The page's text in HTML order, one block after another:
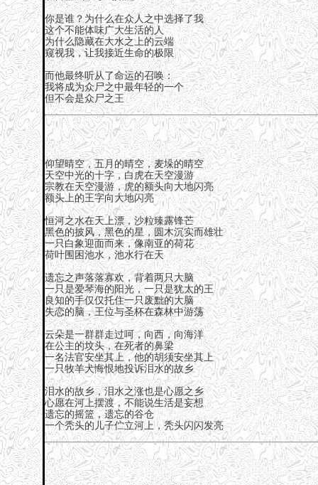
你是谁？为什么在众人之中选择了我
这个不能体味广大生活的人
为什么隐藏在大水之上的云端
窥视我，让我接近生命的极限
而他最终听从了命运的召唤：
我将成为众尸之中最年轻的一个
但不会是众尸之王
仰望晴空，五月的晴空，麦垛的晴空
天空中光的十字，白虎在天空漫游
宗教在天空漫游，虎的额头向大地闪亮
额头上的王字向大地闪亮
恒河之水在天上漂，沙粒臻露锋芒
黑色的披风，黑色的星，圆木沉实而雄壮
一只白象迎面而来，像南亚的荷花
荷叶围困池水，池水行在天
遗忘之声落落寡欢，背着两只大脑
一只是爱琴海的阳光，一只是犹太的王
良知的手仅仅托住一只废黜的大脑
失恋的脑，王位与圣杯在森林中游荡
云朵是一群群走过呵，向西，向海洋
在公主的坟头，在死者的鼻梁
一名法官安坐其上，他的胡须安坐其上
一只牧羊犬悔恨地投诉泪水的故乡
泪水的故乡，泪水之涨也是心愿之乡
心愿在河上摆渡，不能说生活是妄想
遗忘的摇篮，遗忘的谷仓
一个秃头的儿子伫立河上，秃头闪闪发亮